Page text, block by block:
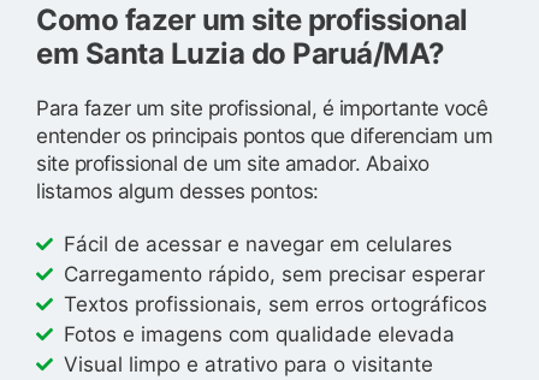
Como fazer um site profissional
em Santa Luzia do Paruá/MA?
Para fazer um site profissional, é importante você
entender os principais pontos que diferenciam um
site profissional de um site amador. Abaixo
listamos algum desses pontos:
Fácil de acessar e navegar em celulares
Carregamento rápido, sem precisar esperar
Textos profissionais, sem erros ortográficos
Fotos e imagens com qualidade elevada
Visual limpo e atrativo para o visitante